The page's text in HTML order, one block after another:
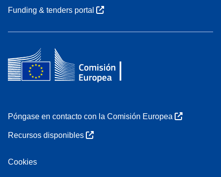
Funding & tenders portal
Póngase en contacto con la Comisión Europea
Recursos disponibles
Cookies